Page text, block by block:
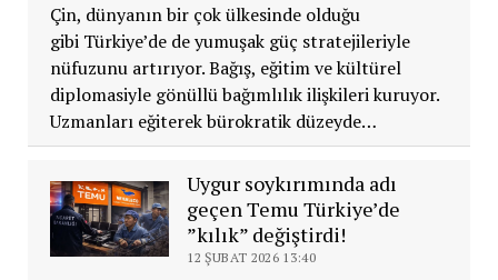
Çin, dünyanın bir çok ülkesinde olduğu
gibi Türkiye’de de yumuşak güç stratejileriyle
nüfuzunu artırıyor. Bağış, eğitim ve kültürel
diplomasiyle gönüllü bağımlılık ilişkileri kuruyor.
Uzmanları eğiterek bürokratik düzeyde…
Uygur soykırımında adı
geçen Temu Türkiye’de
”kılık” değiştirdi!
12 ŞUBAT 2026 13:40